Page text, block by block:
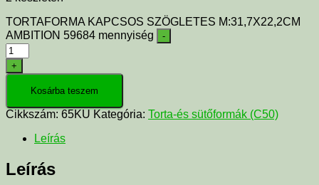
TORTAFORMA KAPCSOS SZÖGLETES M:31,7X22,2CM
AMBITION 59684 mennyiség
-
+
Kosárba teszem
Cikkszám: 65KU Kategória: Torta-és sütőformák (C50)
Leírás
Leírás